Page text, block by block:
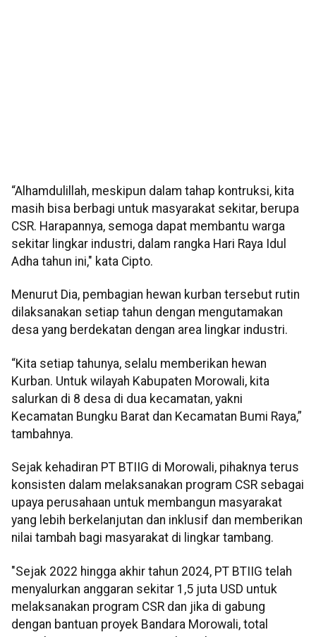
“Alhamdulillah, meskipun dalam tahap kontruksi, kita
masih bisa berbagi untuk masyarakat sekitar, berupa
CSR. Harapannya, semoga dapat membantu warga
sekitar lingkar industri, dalam rangka Hari Raya Idul
Adha tahun ini," kata Cipto.
Menurut Dia, pembagian hewan kurban tersebut rutin
dilaksanakan setiap tahun dengan mengutamakan
desa yang berdekatan dengan area lingkar industri.
“Kita setiap tahunya, selalu memberikan hewan
Kurban. Untuk wilayah Kabupaten Morowali, kita
salurkan di 8 desa di dua kecamatan, yakni
Kecamatan Bungku Barat dan Kecamatan Bumi Raya,”
tambahnya.
Sejak kehadiran PT BTIIG di Morowali, pihaknya terus
konsisten dalam melaksanakan program CSR sebagai
upaya perusahaan untuk membangun masyarakat
yang lebih berkelanjutan dan inklusif dan memberikan
nilai tambah bagi masyarakat di lingkar tambang.
"Sejak 2022 hingga akhir tahun 2024, PT BTIIG telah
menyalurkan anggaran sekitar 1,5 juta USD untuk
melaksanakan program CSR dan jika di gabung
dengan bantuan proyek Bandara Morowali, total